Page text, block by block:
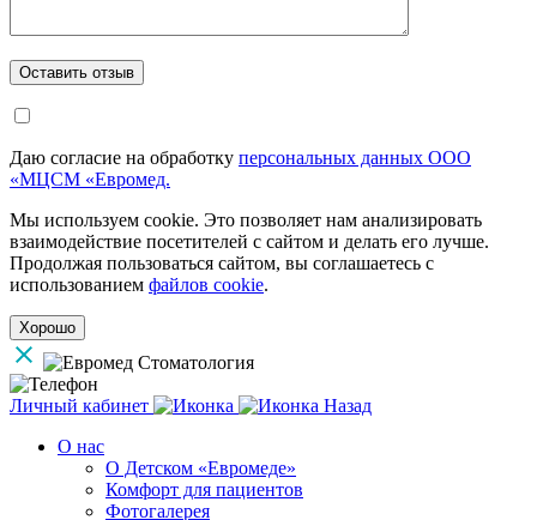
Даю согласие на обработку персональных данных ООО
«МЦСМ «Евромед.
Мы используем cookie. Это позволяет нам анализировать
взаимодействие посетителей с сайтом и делать его лучше.
Продолжая пользоваться сайтом, вы соглашаетесь с
использованием файлов cookie.
Хорошо
Личный кабинет
Назад
О нас
О Детском «Евромеде»
Комфорт для пациентов
Фотогалерея